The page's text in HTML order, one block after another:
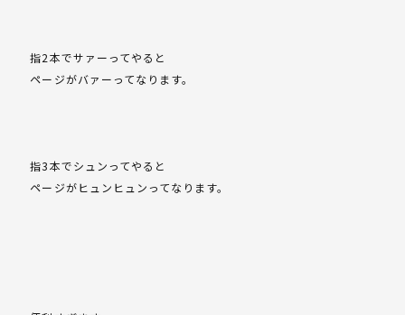
指2本でサァーってやると
ページがバァーってなります。
指3本でシュンってやると
ページがヒュンヒュンってなります。